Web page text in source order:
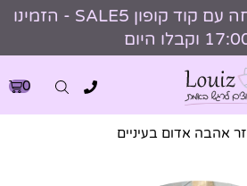
5% הנחה עם קוד קופון SALE5 - הזמינו
0
זר אהבה אדום בעיניים